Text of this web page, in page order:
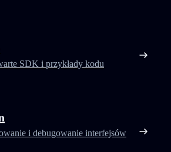
SDK i przykłady kodu
i debugowanie interfejsów